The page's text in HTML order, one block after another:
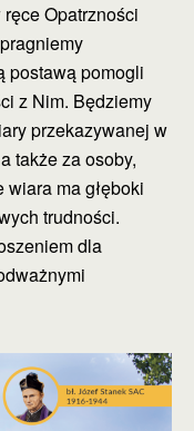
Opatrzności
postawą pomogli
z Nim. Będziemy
przekazywanej w
także za osoby,
wiara ma głęboki
trudności.
dla